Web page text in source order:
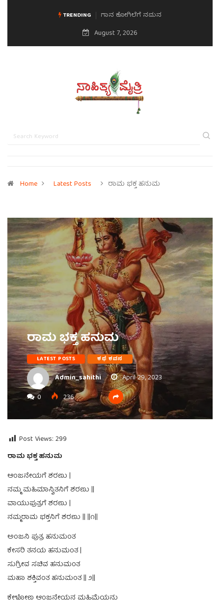
TRENDING
ಗಾನ ಕೋಗಿಲೆಗೆ ನಮನ ಮನಸಿನ ಸವಿಭಾವ
August 7, 2026
Home Latest Posts ರಾಮ ಭಕ್ತ ಹನುಮ
ರಾಮ ಭಕ್ತ ಹನುಮ
LATEST POSTS ಕಥೆ ಕವನ
Admin_sahithi
April 29, 2023
0
236
Post Views: 299
ರಾಮ ಭಕ್ತ ಹನುಮ
ಆಂಜನೇಯಗೆ ಶರಣು |
ನಮ್ಮ ಮಹಿಮಾನ್ವಿತನಿಗೆ ಶರಣು ||
ವಾಯುಪುತ್ರಗೆ ಶರಣು |
ನಮ್ಮರಾಮ ಭಕ್ತನಿಗೆ ಶರಣು || ||೧||
ಅಂಜನಿ ಪುತ್ರ ಹನುಮಂತ
ಕೇಸರಿ ತನಯ ಹನುಮಂತ |
ಸುಗ್ರೀವ ಸಚಿವ ಹನುಮಂತ
ಮಹಾ ಶಕ್ತಿವಂತ ಹನುಮಂತ || ೨||
ಕೇಳೋಣ ಆಂಜನೇಯನ ಮಹಿಮೆಯನು